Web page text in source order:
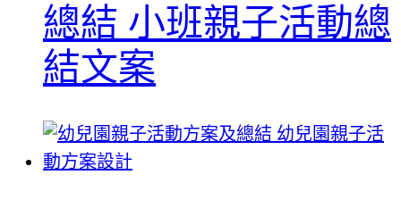
總結 小班親子活動總
結文案